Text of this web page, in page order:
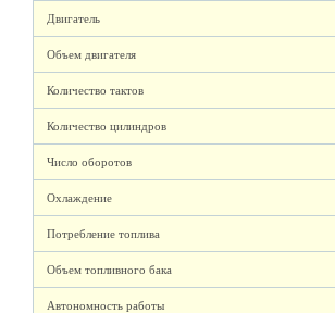
Двигатель
Объем двигателя
Количество тактов
Количество цилиндров
Число оборотов
Охлаждение
Потребление топлива
Объем топливного бака
Автономность работы